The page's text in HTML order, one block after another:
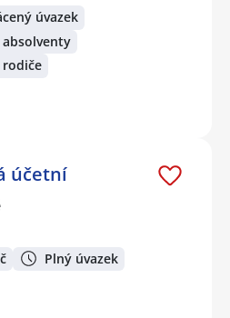
úvazek
účetní
Plný úvazek